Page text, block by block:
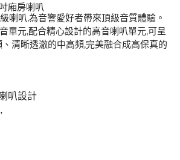
廂房喇叭
喇叭,為音響愛好者帶來頂級音質體驗。
單元,配合精心設計的高音喇叭單元,可呈
清晰透澈的中高頻,完美融合成高保真的
叭設計